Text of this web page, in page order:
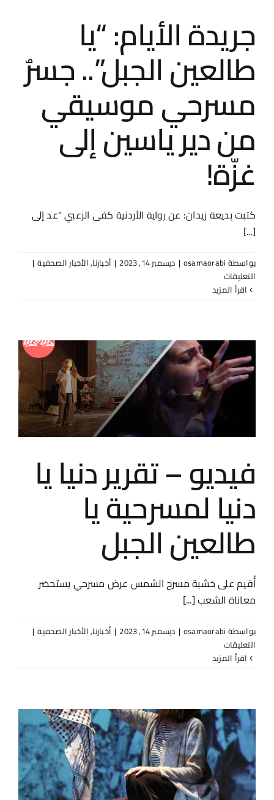
مغلقة
جريدة الأيام: “يا
طالعين الجبل”.. جسرٌ
مسرحي موسيقي
من دير ياسين إلى
غزّة!
كتبت بديعة زيدان: عن رواية الأردنية كفى الزعبي "عد إلى
[...]
بواسطة osamaorabi
| ديسمبر 14, 2023 | أخبارنا,الأخبار الصحفية |
التعليقاتعلى
جريدة
الجبل”..
جسرٌ
مسرحي
موسيقي
من
دير
ياسين
إلى
فيديو – تقرير دنيا يا
دنيا لمسرحية يا
طالعين الجبل
أُقيم على خشبة مسرح الشمس عرض مسرحي يستحضر
معاناة الشعب [...]
بواسطة osamaorabi
| ديسمبر 14, 2023 | أخبارنا,الأخبار الصحفية |
التعليقاتعلى
فيديو
يا
دنيا
لمسرحية
يا
طالعين
الجبل
مغلقة